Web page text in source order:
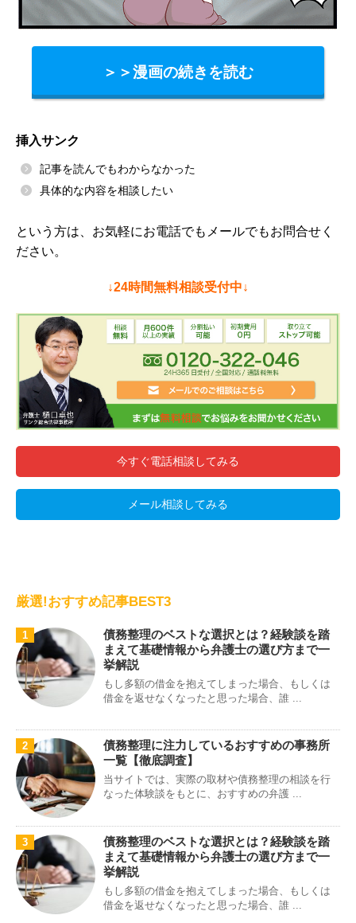
＞＞漫画の続きを読む
挿入サンク
記事を読んでもわからなかった
具体的な内容を相談したい
という方は、お気軽にお電話でもメールでもお問合せく
ださい。
↓24時間無料相談受付中↓
今すぐ電話相談してみる
メール相談してみる
厳選!おすすめ記事BEST3
1
債務整理のベストな選択とは？経験談を踏
まえて基礎情報から弁護士の選び方まで一
挙解説
もし多額の借金を抱えてしまった場合、もしくは
借金を返せなくなったと思った場合、誰 ...
2
債務整理に注力しているおすすめの事務所
一覧【徹底調査】
当サイトでは、実際の取材や債務整理の相談を行
なった体験談をもとに、おすすめの弁護 ...
3
債務整理のベストな選択とは？経験談を踏
まえて基礎情報から弁護士の選び方まで一
挙解説
もし多額の借金を抱えてしまった場合、もしくは
借金を返せなくなったと思った場合、誰 ...